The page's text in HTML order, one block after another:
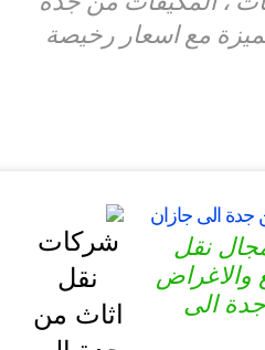
مع اسعار رخيصة
الى جازان
نقل
الى